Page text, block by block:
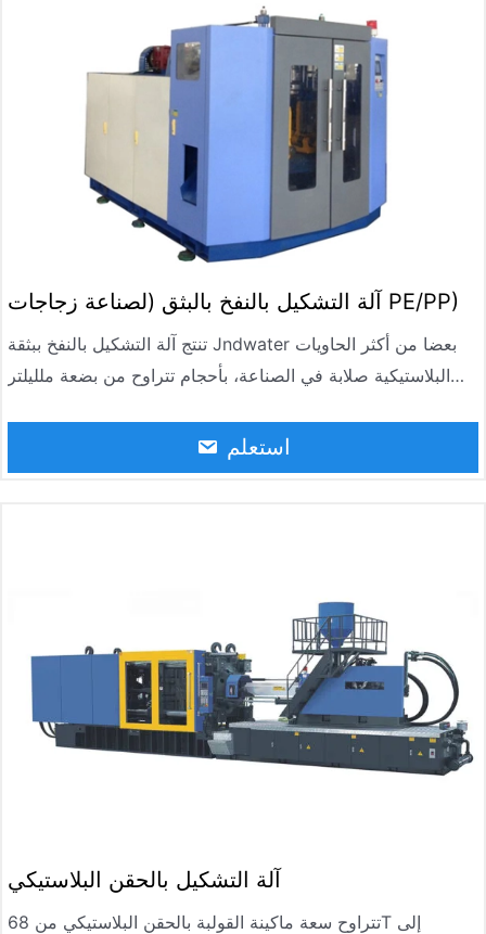
آلة التشكيل بالنفخ بالبثق (لصناعة زجاجات PE/PP)
تنتج آلة التشكيل بالنفخ ببثقة Jndwater بعضا من أكثر الحاويات
البلاستيكية صلابة في الصناعة، بأحجام تتراوح من بضعة ملليلتر
وقالب النفخ داخليا، مما يسمح بإنتاج سريع لمجموعة متنوعة من
المنتجات المصبوبة.
استعلم
آلة التشكيل بالحقن البلاستيكي
تتراوح سعة ماكينة القولبة بالحقن البلاستيكي من 68T إلى